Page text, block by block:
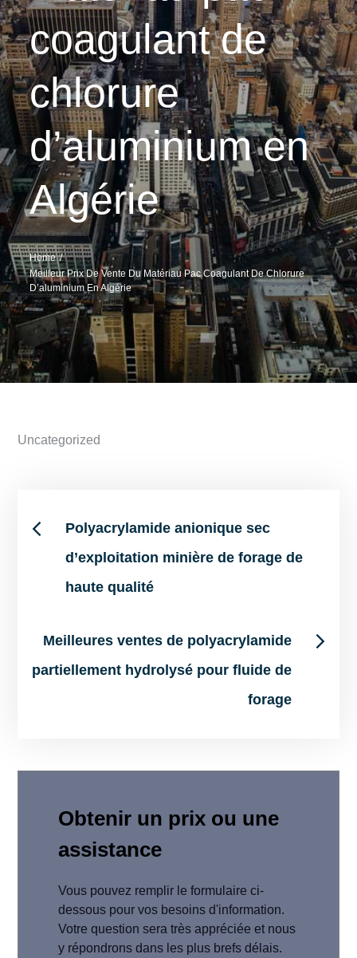
coagulant de
chlorure
d’aluminium en
Algérie
Home
Meilleur Prix De Vente Du Matériau Pac Coagulant De Chlorure
D’aluminium En Algérie
Uncategorized
Post
navigation
Polyacrylamide anionique sec
d’exploitation minière de forage de
haute qualité
Meilleures ventes de polyacrylamide
partiellement hydrolysé pour fluide de
forage
Obtenir un prix ou une
assistance
Vous pouvez remplir le formulaire ci-
dessous pour vos besoins d'information.
Votre question sera très appréciée et nous
y répondrons dans les plus brefs délais.